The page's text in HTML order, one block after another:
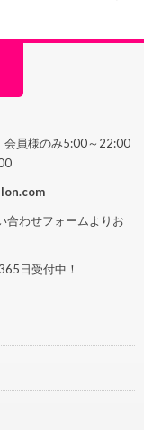
会員様のみ5:00～22:00
合わせフォームよりお
日受付中！